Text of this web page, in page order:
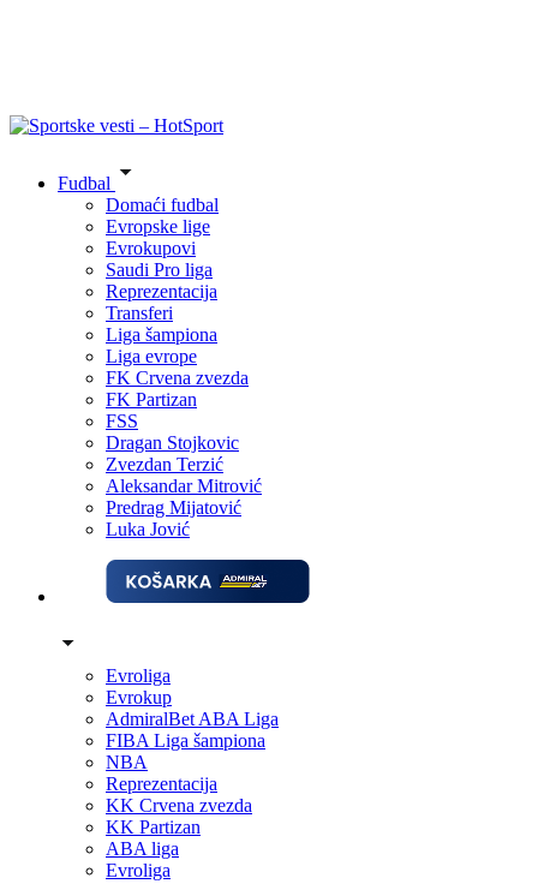
Fudbal
Domaći fudbal
Evropske lige
Evrokupovi
Saudi Pro liga
Reprezentacija
Transferi
Liga šampiona
Liga evrope
FK Crvena zvezda
FK Partizan
FSS
Dragan Stojkovic
Zvezdan Terzić
Aleksandar Mitrović
Predrag Mijatović
Luka Jović
Evroliga
Evrokup
AdmiralBet ABA Liga
FIBA Liga šampiona
NBA
Reprezentacija
KK Crvena zvezda
KK Partizan
ABA liga
Evroliga